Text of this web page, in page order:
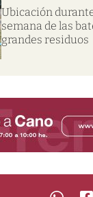
Ubicación
semana de las
grandes residuos